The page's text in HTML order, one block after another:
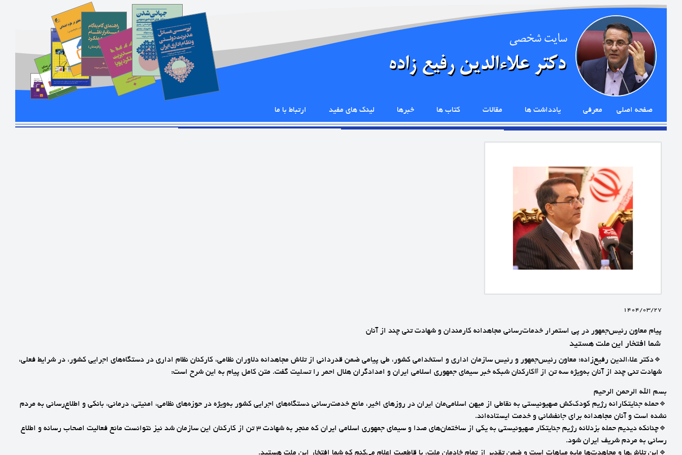
صفحه اصلی معرفی یادداشت ها مقالات کتاب ها خبرها لینک های مفید ارتباط با ما
1404/03/27
پیام معاون رئیس‌جمهور در پی استمرار خدمات‌رسانی مجاهدانه کارمندان و شهادت تنی چند از آنان
شما افتخار این ملت هستید
🔹دکتر علاء‌الدین رفیع‌زاده؛ معاون رئیس‌جمهور و رئیس سازمان اداری و استخدامی کشور، طی پیامی ضمن قدردانی از تلاش مجاهدانه دلاوران نظامی، کارکنان نظام اداری در دستگاه‌های اجرایی کشور، در شرایط فعلی،
شهادت تنی چند از آنان به‌ویژه سه تن از #کارکنان شبکه خبر سیمای جمهوری اسلامی ایران و امدادگران هلال احمر را تسلیت گفت. متن کامل پیام به این شرح است:
بسم الله الرحمن الرحیم
🔹حمله جنایتکارانه رژیم کودک‌کش صهیونیستی به نقاطی از میهن اسلامی‌مان ایران در روزهای اخیر، مانع خدمت‌رسانی دستگاه‌های اجرایی کشور به‌ویژه در حوزه‌های نظامی، امنیتی، درمانی، بانکی و اطلاع‌رسانی به مردم
نشده است و آنان مجاهدانه برای جانفشانی و خدمت ایستاده‌اند.
🔹چنانکه دیدیم حمله بزدلانه رژیم جنایتکار صهیونیستی به یکی از ساختمان‌های صدا و سیمای جمهوری اسلامی ایران که منجر به شهادت ۳ تن از کارکنان این سازمان شد نیز نتوانست مانع فعالیت اصحاب رسانه و اطلاع
رسانی به مردم شریف ایران شود.